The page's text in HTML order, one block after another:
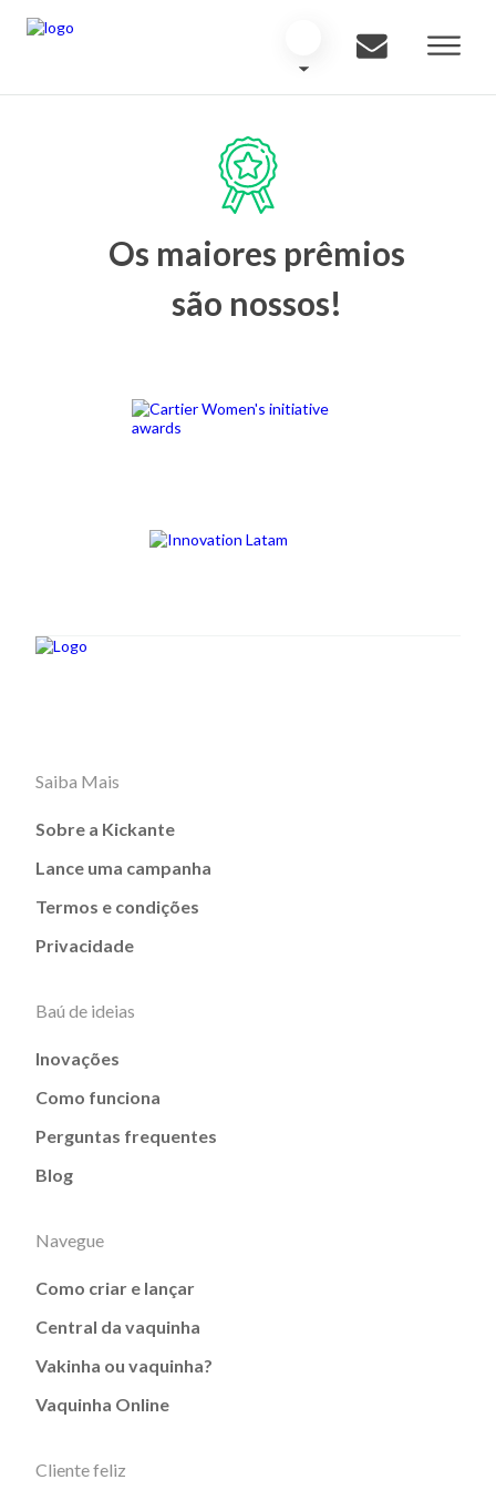
Os maiores prêmios
são nossos!
Saiba Mais
Sobre a Kickante
Lance uma campanha
Termos e condições
Privacidade
Baú de ideias
Inovações
Como funciona
Perguntas frequentes
Blog
Navegue
Como criar e lançar
Central da vaquinha
Vakinha ou vaquinha?
Vaquinha Online
Cliente feliz